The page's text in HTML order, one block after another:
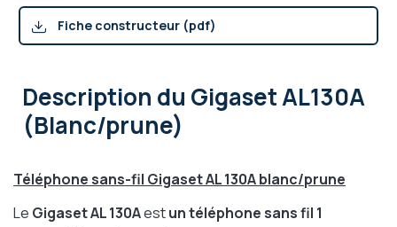
Fiche constructeur (pdf)
Description du Gigaset AL130A
(Blanc/prune)
Téléphone sans-fil Gigaset AL 130A blanc/prune
Le Gigaset AL 130Aestun téléphone sans fil 1